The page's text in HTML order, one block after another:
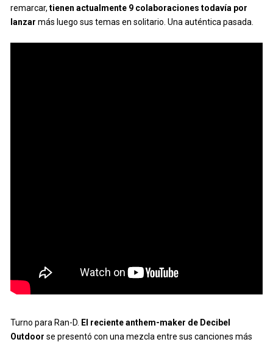
remarcar, tienen actualmente 9 colaboraciones todavía por
lanzar más luego sus temas en solitario. Una auténtica pasada.
Turno para Ran-D. El reciente anthem-maker de Decibel
Outdoor se presentó con una mezcla entre sus canciones más